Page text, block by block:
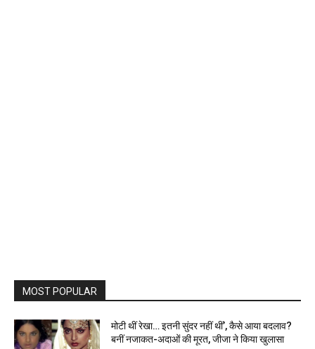
MOST POPULAR
मोटी थीं रेखा… इतनी सुंदर नहीं थीं’, कैसे आया बदलाव?
बनीं नजाकत-अदाओं की मूरत, जीजा ने किया खुलासा